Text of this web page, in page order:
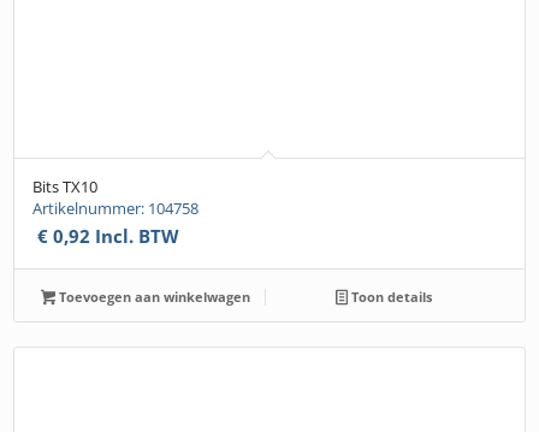
Bits TX10
Artikelnummer: 104758
€ 0,92 Incl. BTW
Toevoegen aan winkelwagen Toon details